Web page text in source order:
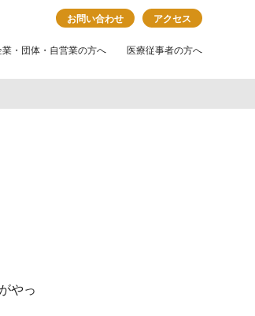
業・団体・自営業の方へ 医療従事者の方へ
お問い合わせ アクセス
やっ